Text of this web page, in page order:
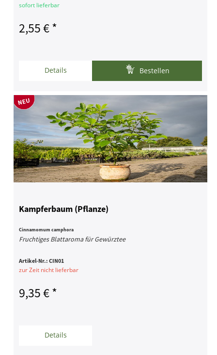
sofort lieferbar
2,55 € *
Details Bestellen
Kampferbaum (Pflanze)
Cinnamomum camphora
Fruchtiges Blattaroma für Gewürztee
Artikel-Nr.:CIN01
zur Zeit nicht lieferbar
9,35 € *
Details